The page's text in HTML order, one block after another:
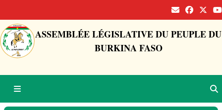
ASSEMBLÉE LÉGISLATIVE DU PEUPLE DU
BURKINA FASO